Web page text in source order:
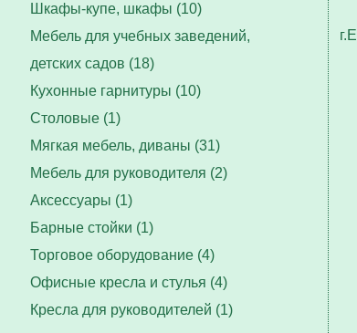
Шкафы-купе, шкафы (10)
Мебель для учебных заведений,
детских садов (18)
Кухонные гарнитуры (10)
Столовые (1)
Мягкая мебель, диваны (31)
Мебель для руководителя (2)
Аксессуары (1)
Барные стойки (1)
Торговое оборудование (4)
Офисные кресла и стулья (4)
Кресла для руководителей (1)